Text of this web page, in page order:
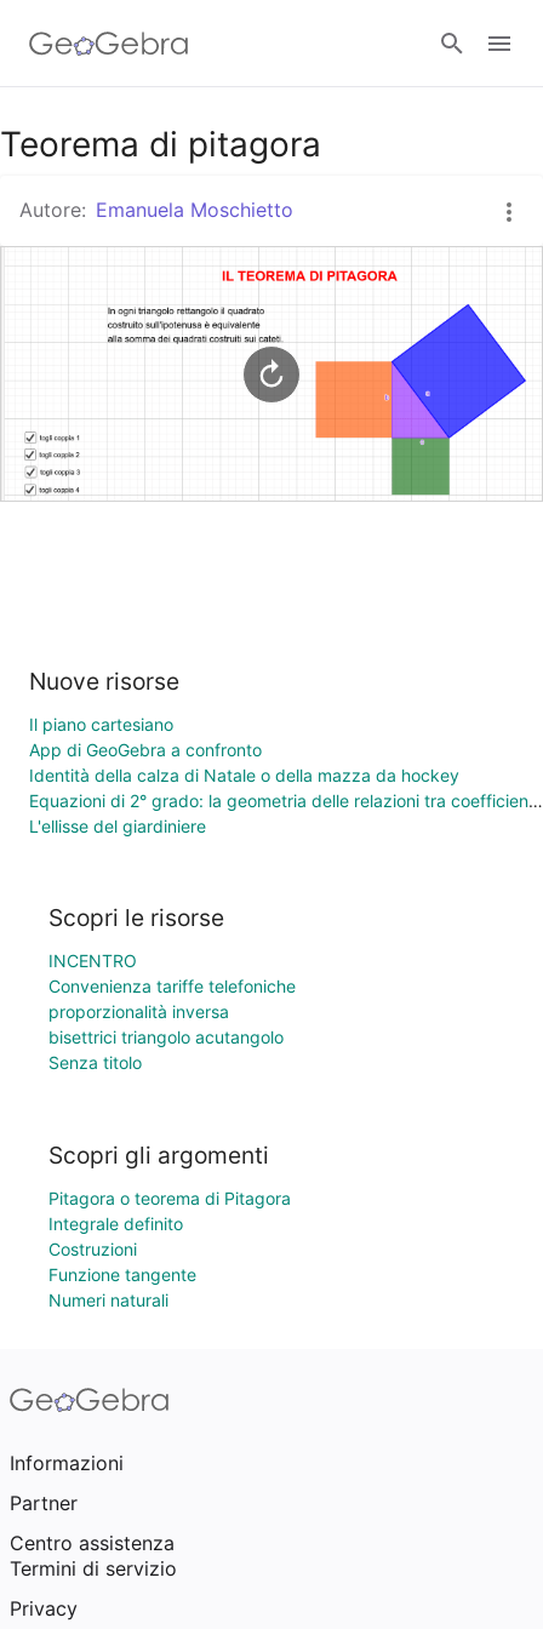
Google Classroom
GeoGebra Classroom
Accedi
Teorema di pitagora
Autore: Emanuela Moschietto
Nuove risorse
Il piano cartesiano
App di GeoGebra a confronto
Identità della calza di Natale o della mazza da hockey
Equazioni di 2° grado: la geometria delle relazioni tra coefficienti e soluzioni
L'ellisse del giardiniere
Scopri le risorse
INCENTRO
Convenienza tariffe telefoniche
proporzionalità inversa
bisettrici triangolo acutangolo
Senza titolo
Scopri gli argomenti
Pitagora o teorema di Pitagora
Integrale definito
Costruzioni
Funzione tangente
Numeri naturali
Informazioni
Partner
Centro assistenza
Termini di servizio
Privacy